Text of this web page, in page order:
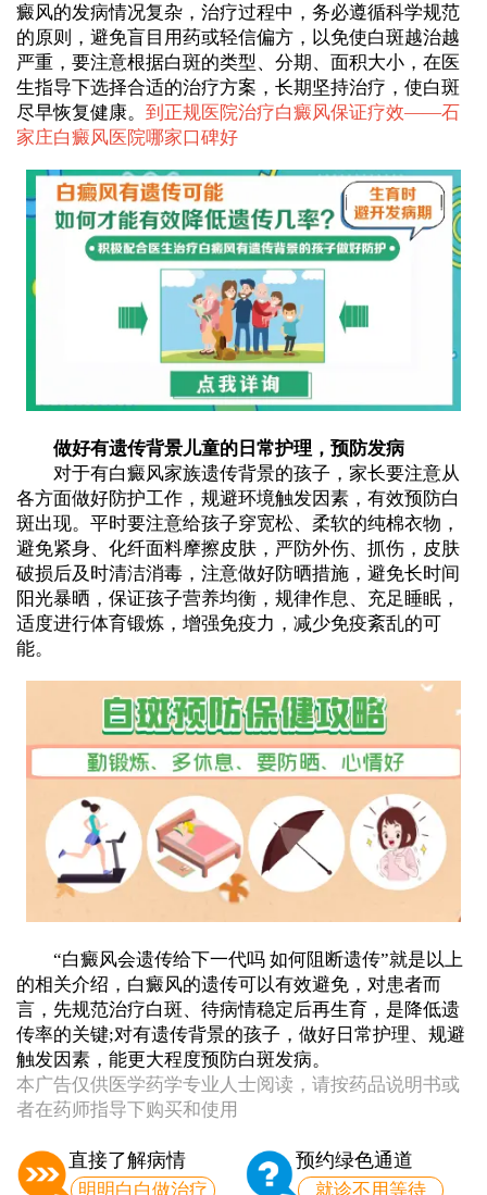
癜风的发病情况复杂，治疗过程中，务必遵循科学规范
的原则，避免盲目用药或轻信偏方，以免使白斑越治越
严重，要注意根据白斑的类型、分期、面积大小，在医
生指导下选择合适的治疗方案，长期坚持治疗，使白斑
尽早恢复健康。 到正规医院治疗白癜风保证疗效——石
家庄白癜风医院哪家口碑好
做好有遗传背景儿童的日常护理，预防发病
对于有白癜风家族遗传背景的孩子，家长要注意从
各方面做好防护工作，规避环境触发因素，有效预防白
斑出现。平时要注意给孩子穿宽松、柔软的纯棉衣物，
避免紧身、化纤面料摩擦皮肤，严防外伤、抓伤，皮肤
破损后及时清洁消毒，注意做好防晒措施，避免长时间
阳光暴晒，保证孩子营养均衡，规律作息、充足睡眠，
适度进行体育锻炼，增强免疫力，减少免疫紊乱的可
能。
“白癜风会遗传给下一代吗 如何阻断遗传”就是以上
的相关介绍，白癜风的遗传可以有效避免，对患者而
言，先规范治疗白斑、待病情稳定后再生育，是降低遗
传率的关键;对有遗传背景的孩子，做好日常护理、规避
触发因素，能更大程度预防白斑发病。
本广告仅供医学药学专业人士阅读，请按药品说明书或
者在药师指导下购买和使用
直接了解病情
明明白白做治疗
预约绿色通道
就诊不用等待